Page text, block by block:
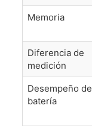
Memoria
Diferencia de
medición
Desempeño de
batería